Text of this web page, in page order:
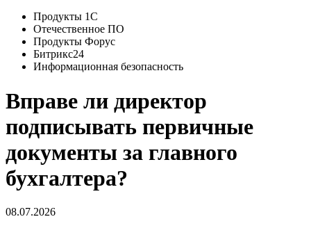
Продукты 1С
Отечественное ПО
Продукты Форус
Битрикс24
Информационная безопасность
Вправе ли директор
подписывать первичные
документы за главного
бухгалтера?
08.07.2026